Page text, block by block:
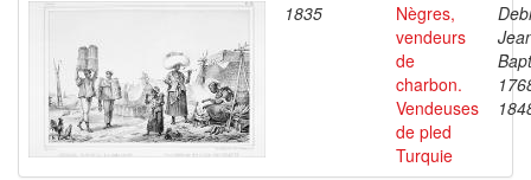
1835
Nègres,
vendeurs
de
charbon.
Vendeuses
de pled
Turquie